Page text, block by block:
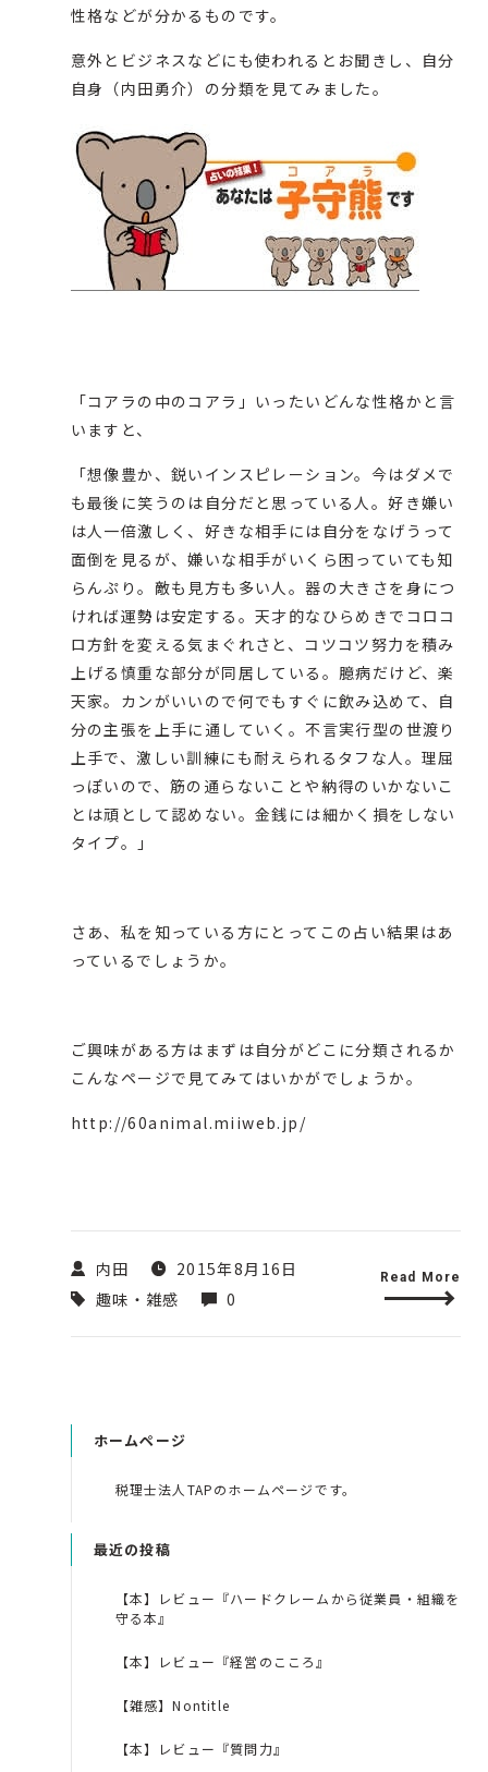
性格などが分かるものです。
意外とビジネスなどにも使われるとお聞きし、自分
自身（内田勇介）の分類を見てみました。
「コアラの中のコアラ」いったいどんな性格かと言
いますと、
「想像豊か、鋭いインスピレーション。今はダメで
も最後に笑うのは自分だと思っている人。好き嫌い
は人一倍激しく、好きな相手には自分をなげうって
面倒を見るが、嫌いな相手がいくら困っていても知
らんぷり。敵も見方も多い人。器の大きさを身につ
ければ運勢は安定する。天才的なひらめきでコロコ
ロ方針を変える気まぐれさと、コツコツ努力を積み
上げる慎重な部分が同居している。臆病だけど、楽
天家。カンがいいので何でもすぐに飲み込めて、自
分の主張を上手に通していく。不言実行型の世渡り
上手で、激しい訓練にも耐えられるタフな人。理屈
っぽいので、筋の通らないことや納得のいかないこ
とは頑として認めない。金銭には細かく損をしない
タイプ。」
さあ、私を知っている方にとってこの占い結果はあ
っているでしょうか。
ご興味がある方はまずは自分がどこに分類されるか
こんなページで見てみてはいかがでしょうか。
http://60animal.miiweb.jp/
内田
2015年8月16日
趣味・雑感
0
Read More
ホームページ
税理士法人TAPのホームページです。
最近の投稿
【本】レビュー『ハードクレームから従業員・組織を
守る本』
【本】レビュー『経営のこころ』
【雑感】Nontitle
【本】レビュー『質問力』